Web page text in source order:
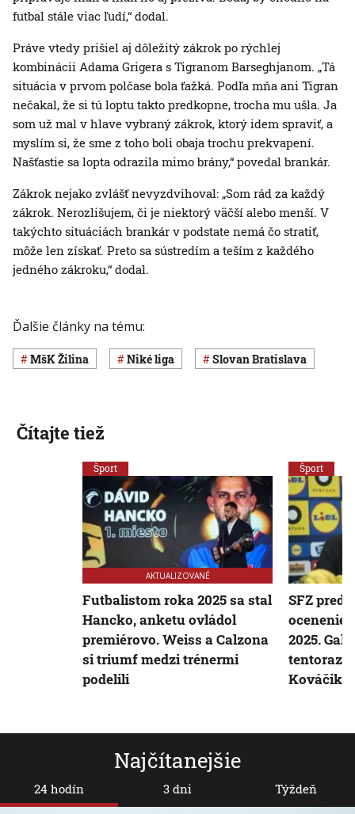
futbal stále viac ľudí,“ dodal.
Práve vtedy prišiel aj dôležitý zákrok po rýchlej
kombinácii Adama Grigera s Tigranom Barseghjanom. „Tá
situácia v prvom polčase bola ťažká. Podľa mňa ani Tigran
nečakal, že si tú loptu takto predkopne, trocha mu ušla. Ja
som už mal v hlave vybraný zákrok, ktorý idem spraviť, a
myslím si, že sme z toho boli obaja trochu prekvapení.
Našťastie sa lopta odrazila mimo brány,“ povedal brankár.
Zákrok nejako zvlášť nevyzdvihoval: „Som rád za každý
zákrok. Nerozlišujem, či je niektorý väčší alebo menší. V
takýchto situáciách brankár v podstate nemá čo stratiť,
môže len získať. Preto sa sústredím a teším z každého
jedného zákroku,“ dodal.
Ďalšie články na tému:
MšK Žilina Niké liga Slovan Bratislava
Najčítanejšie
24 hodín 3 dni Týždeň
Čítajte tiež
Šport
AKTUALIZOVANÉ
Futbalistom roka 2025 sa stal
Hancko, anketu ovládol
premiérovo. Weiss a Calzona
si triumf medzi trénermi
podelili
Šport
SFZ
ocenenie
2025.
tentoraz
Kováčik